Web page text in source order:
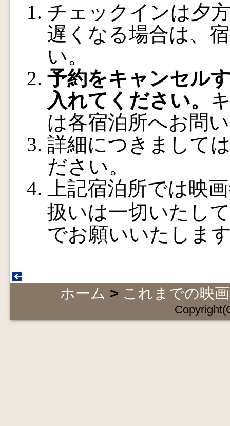
チェックインは夕
遅くなる場合は、
い。
予約をキャンセル
入れてください。
は各宿泊所へお問
詳細につきまして
ださい。
上記宿泊所では映
扱いは一切いたし
でお願いいたしま
ホーム > これまでの映